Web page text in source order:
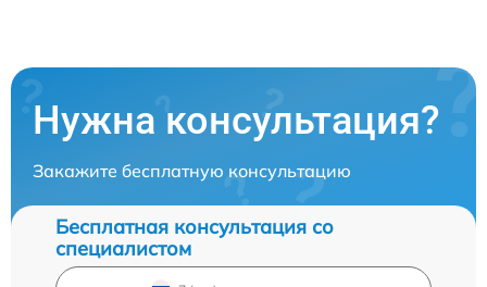
Нужна консультация?
Закажите бесплатную консультацию
Бесплатная консультация со
специалистом